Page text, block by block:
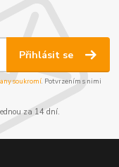
Přihlásit se
soukromí. Potvrzením s nimi
za 14 dní.